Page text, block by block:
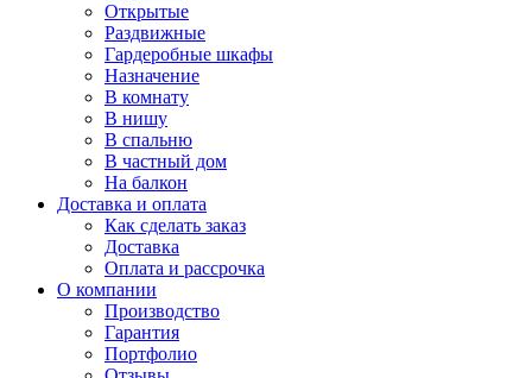
Открытые
Раздвижные
Гардеробные шкафы
Назначение
В комнату
В нишу
В спальню
В частный дом
На балкон
Доставка и оплата
Как сделать заказ
Доставка
Оплата и рассрочка
О компании
Производство
Гарантия
Портфолио